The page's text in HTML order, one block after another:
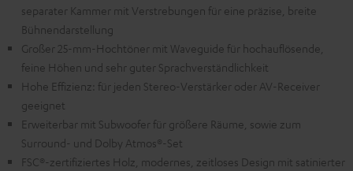
separater Kammer mit Verstrebungen für eine präzise, breite
Bühnendarstellung
Großer 25-mm-Hochtöner mit Waveguide für hochauflösende,
feine Höhen und sehr guter Sprachverständlichkeit
Hohe Effizienz: für jeden Stereo-Verstärker oder AV-Receiver
geeignet
Erweiterbar mit Subwoofer für größere Räume, sowie zum
Surround- und Dolby Atmos®-Set
FSC®-zertifiziertes Holz, modernes, zeitloses Design mit satinierter